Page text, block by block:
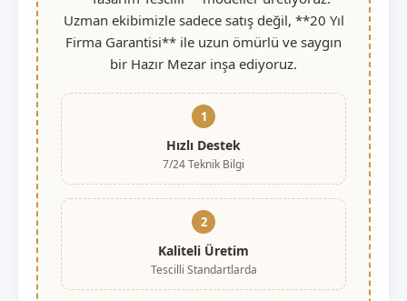
Uzman ekibimizle sadece satış değil, **20 Yıl
Firma Garantisi** ile uzun ömürlü ve saygın
bir Hazır Mezar inşa ediyoruz.
1
Hızlı Destek
7/24 Teknik Bilgi
2
Kaliteli Üretim
Tescilli Standartlarda